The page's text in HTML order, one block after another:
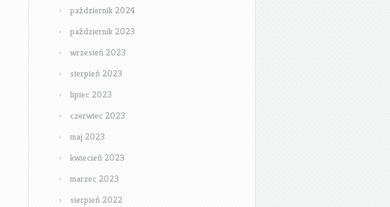
październik 2024
październik 2023
wrzesień 2023
sierpień 2023
lipiec 2023
czerwiec 2023
maj 2023
kwiecień 2023
marzec 2023
sierpień 2022